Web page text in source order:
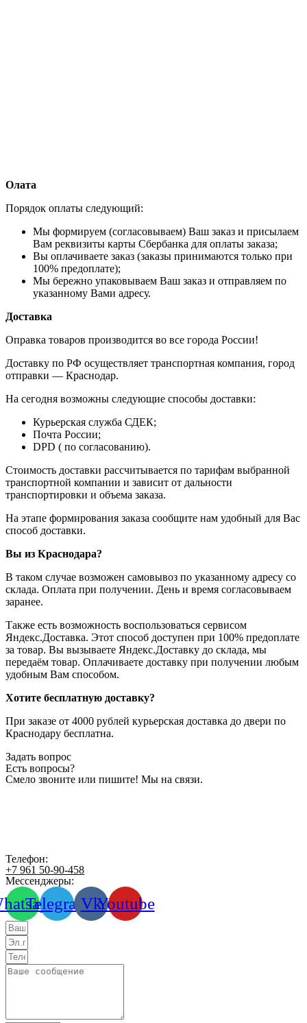
Олата
Порядок оплаты следующий:
Мы формируем (согласовываем) Ваш заказ и присылаем
Вам реквизиты карты Сбербанка для оплаты заказа;
Вы оплачиваете заказ (заказы принимаются только при
100% предоплате);
Мы бережно упаковываем Ваш заказ и отправляем по
указанному Вами адресу.
Доставка
Оправка товаров производится во все города России!
Доставку по РФ осуществляет транспортная компания, город
отправки — Краснодар.
На сегодня возможны следующие способы доставки:
Курьерская служба СДЕК;
Почта России;
DPD ( по согласованию).
Стоимость доставки рассчитывается по тарифам выбранной
транспортной компании и зависит от дальности
транспортировки и объема заказа.
На этапе формирования заказа сообщите нам удобный для Вас
способ доставки.
Вы из Краснодара?
В таком случае возможен самовывоз по указанному адресу со
склада. Оплата при получении. День и время согласовываем
заранее.
Также есть возможность воспользоваться сервисом
Яндекс.Доставка. Этот способ доступен при 100% предоплате
за товар. Вы вызываете Яндекс.Доставку до склада, мы
передаём товар. Оплачиваете доставку при получении любым
удобным Вам способом.
Хотите бесплатную доставку?
При заказе от 4000 рублей курьерская доставка до двери по
Краснодару бесплатна.
Задать вопрос
Есть вопросы?
Смело звоните или пишите! Мы на связи.
Телефон:
+7 961 50-90-458
Мессенджеры:
TelegramVkYoutube